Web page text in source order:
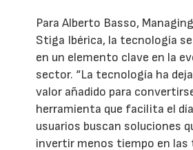
Para Alberto Basso,
Stiga Ibérica, la tecnología
en un elemento clave en la
sector. “La tecnología ha
valor añadido para
herramienta que facilita el
usuarios buscan soluciones
invertir menos tiempo en las